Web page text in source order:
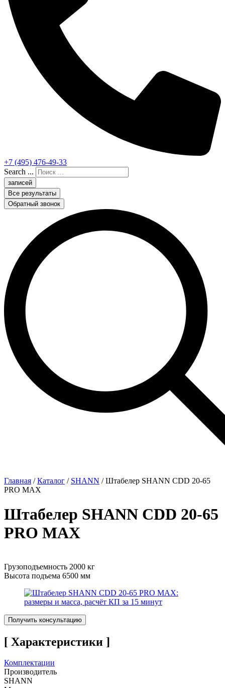
+7 (495) 476-49-33
Search ...
записей
Все результаты
Обратный звонок
Главная /Каталог / SHANN /Штабелер SHANN CDD 20-65
PRO MAX
Штабелер SHANN CDD 20-65
PRO MAX
Грузоподъемность 2000 кг
Высота подъема 6500 мм
Получить консультацию
[ Характеристики ]
Комплектации
Производитель
SHANN